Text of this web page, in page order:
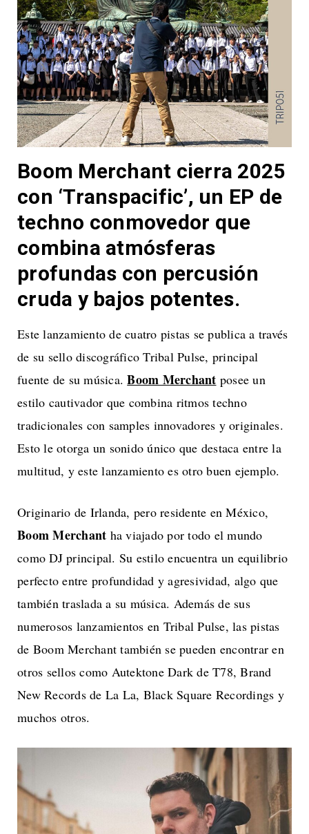
Boom Merchant cierra 2025
con ‘Transpacific’, un EP de
techno conmovedor que
combina atmósferas
profundas con percusión
cruda y bajos potentes.
Este lanzamiento de cuatro pistas se publica a través
de su sello discográfico Tribal Pulse, principal
fuente de su música.Boom Merchant posee un
estilo cautivador que combina ritmos techno
tradicionales con samples innovadores y originales.
Esto le otorga un sonido único que destaca entre la
multitud, y este lanzamiento es otro buen ejemplo.
Originario de Irlanda, pero residente en México,
Boom Merchant ha viajado por todo el mundo
como DJ principal. Su estilo encuentra un equilibrio
perfecto entre profundidad y agresividad, algo que
también traslada a su música. Además de sus
numerosos lanzamientos en Tribal Pulse, las pistas
de Boom Merchant también se pueden encontrar en
otros sellos como Autektone Dark de T78, Brand
New Records de La La, Black Square Recordings y
muchos otros.